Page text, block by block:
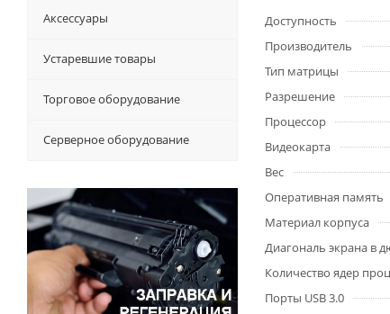
Доступность
Производитель
Тип матрицы
Разрешение
Процессор
Видеокарта
Вес
Оперативная память
Материал корпуса
Диагональ экрана в
Количество ядер
Порты USB 3.0
Аксессуары
Устаревшие товары
Торговое оборудование
Серверное оборудование